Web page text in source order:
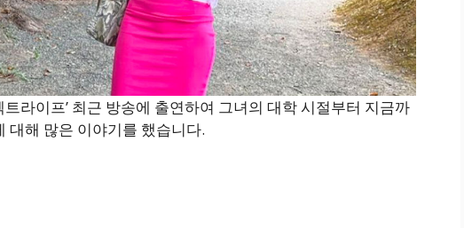
라이프’ 최근 방송에 출연하여 그녀의 대학 시절부터 지금까
대해 많은 이야기를 했습니다.